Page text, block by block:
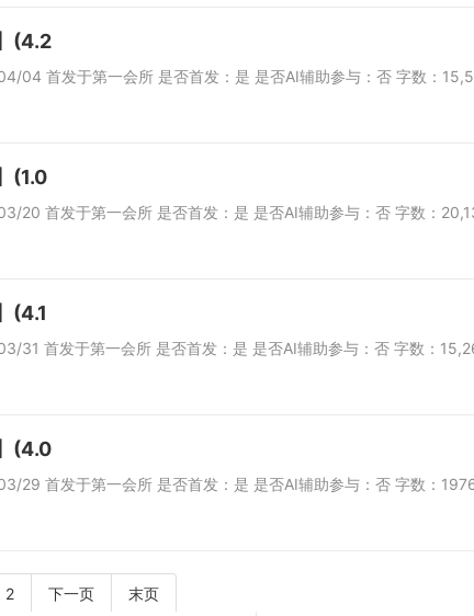
(4.2
04 首发于第一会所 是否首发：是 是否AI辅助参与：否 字数：
(1.0
20 首发于第一会所 是否首发：是 是否AI辅助参与：否 字数：
(4.1
31 首发于第一会所 是否首发：是 是否AI辅助参与：否 字数：
(4.0
29 首发于第一会所 是否首发：是 是否AI辅助参与：否 字数：
2 下一页 末页